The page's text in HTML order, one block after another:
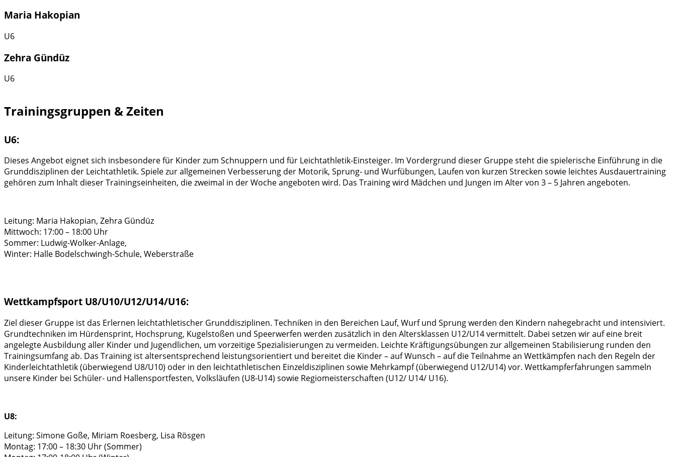
Maria Hakopian
U6
Zehra Gündüz
U6
Trainingsgruppen & Zeiten
U6:
Dieses Angebot eignet sich insbesondere für Kinder zum Schnuppern und für Leichtathletik-Einsteiger. Im Vordergrund dieser Gruppe steht die spielerische Einführung in die
Grunddisziplinen der Leichtathletik. Spiele zur allgemeinen Verbesserung der Motorik, Sprung- und Wurfübungen, Laufen von kurzen Strecken sowie leichtes Ausdauertraining
gehören zum Inhalt dieser Trainingseinheiten, die zweimal in der Woche angeboten wird. Das Training wird Mädchen und Jungen im Alter von 3 – 5 Jahren angeboten.
Leitung: Maria Hakopian, Zehra Gündüz
Mittwoch: 17:00 – 18:00 Uhr
Sommer: Ludwig-Wolker-Anlage,
Winter: Halle Bodelschwingh-Schule, Weberstraße
Wettkampfsport U8/U10/U12/U14/U16:
Ziel dieser Gruppe ist das Erlernen leichtathletischer Grunddisziplinen. Techniken in den Bereichen Lauf, Wurf und Sprung werden den Kindern nahegebracht und intensiviert.
Grundtechniken im Hürdensprint, Hochsprung, Kugelstoßen und Speerwerfen werden zusätzlich in den Altersklassen U12/U14 vermittelt. Dabei setzen wir auf eine breit
angelegte Ausbildung aller Kinder und Jugendlichen, um vorzeitige Spezialisierungen zu vermeiden. Leichte Kräftigungsübungen zur allgemeinen Stabilisierung runden den
Trainingsumfang ab. Das Training ist altersentsprechend leistungsorientiert und bereitet die Kinder – auf Wunsch – auf die Teilnahme an Wettkämpfen nach den Regeln der
Kinderleichtathletik (überwiegend U8/U10) oder in den leichtathletischen Einzeldisziplinen sowie Mehrkampf (überwiegend U12/U14) vor. Wettkampferfahrungen sammeln
unsere Kinder bei Schüler- und Hallensportfesten, Volksläufen (U8-U14) sowie Regiomeisterschaften (U12/ U14/ U16).
U8:
Leitung: Simone Goße, Miriam Roesberg, Lisa Rösgen
Montag: 17:00 – 18:30 Uhr (Sommer)